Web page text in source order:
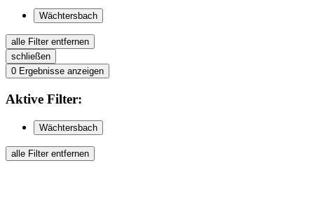
Wächtersbach
alle Filter entfernen
schließen
0 Ergebnisse anzeigen
Aktive Filter:
Wächtersbach
alle Filter entfernen